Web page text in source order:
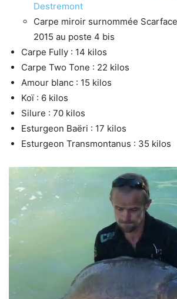
Destremont
Carpe miroir surnommée
2015 au poste 4 bis
Carpe Fully : 14 kilos
Carpe Two Tone : 22 kilos
Amour blanc : 15 kilos
Koï : 6 kilos
Silure : 70 kilos
Esturgeon Baëri : 17 kilos
Esturgeon Transmontanus : 35 kilos